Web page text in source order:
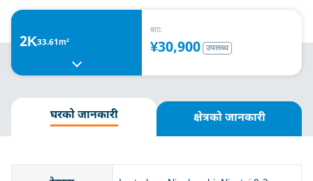
2K33.61m²
बाट:
¥30,900 उपलब्ध
घरको जानकारी क्षेत्रको जानकारी